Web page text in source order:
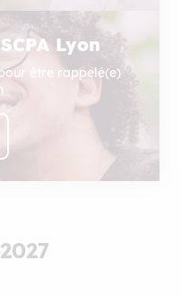
Lyon
être rappelé(e)